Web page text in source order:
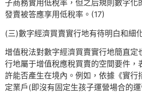
子商務實用低稅率，但之后規則數字化
發賣被答應享用低稅率。(17)
(三)數字經濟買賣實行地有待明白和細
增值稅法對數字經濟買賣實行地簡直定
行地屬于增值稅應稅買賣的空間要件，
許能否產生在境內。例如，依據《實行
定業戶(即沒有固定生孩子運營場合的